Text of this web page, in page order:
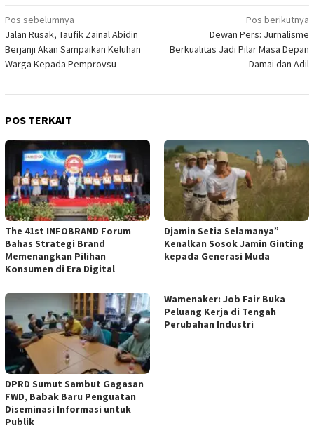
Navigasi
pos
Pos sebelumnya
Jalan Rusak, Taufik Zainal Abidin
Berjanji Akan Sampaikan Keluhan
Warga Kepada Pemprovsu
Pos berikutnya
Dewan Pers: Jurnalisme
Berkualitas Jadi Pilar Masa Depan
Damai dan Adil
POS TERKAIT
The 41st INFOBRAND Forum
Bahas Strategi Brand
Memenangkan Pilihan
Konsumen di Era Digital
Djamin Setia Selamanya”
Kenalkan Sosok Jamin Ginting
kepada Generasi Muda
DPRD Sumut Sambut Gagasan
FWD, Babak Baru Penguatan
Diseminasi Informasi untuk
Publik
Wamenaker: Job Fair Buka
Peluang Kerja di Tengah
Perubahan Industri